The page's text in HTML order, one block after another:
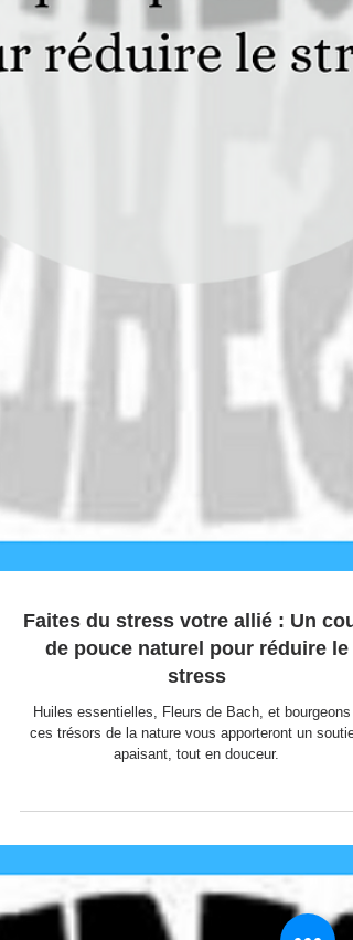
Faites du stress votre allié : Un
de pouce naturel pour réduire le
stress
Huiles essentielles, Fleurs de Bach, et bourgeons :
ces trésors de la nature vous apporteront un